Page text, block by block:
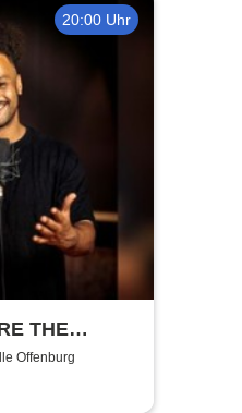
20:00 Uhr
THE
Up
Offenburg